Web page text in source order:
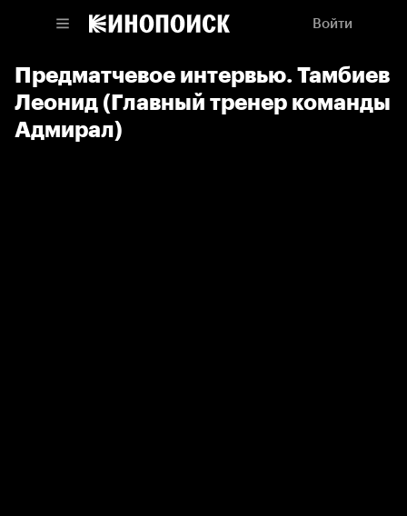
Войти
Предматчевое интервью. Тамбиев
Леонид (Главный тренер команды
Адмирал)